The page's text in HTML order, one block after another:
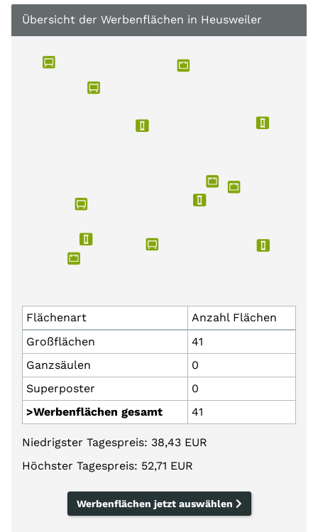
Übersicht der Werbenflächen in Heusweiler
Flächenart
Anzahl Flächen
Großflächen
41
Ganzsäulen
0
Superposter
0
>Werbenflächen gesamt
41
Niedrigster Tagespreis: 38,43 EUR
Höchster Tagespreis: 52,71 EUR
Werbenflächen jetzt auswählen